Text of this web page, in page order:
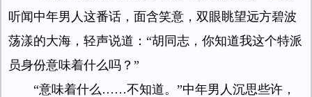
听闻中年男人这番话，面含笑意，双眼眺望远方碧波
荡漾的大海，轻声说道：“胡同志，你知道我这个特派
员身份意味着什么吗？”
“意味着什么……不知道。”中年男人沉思些许，